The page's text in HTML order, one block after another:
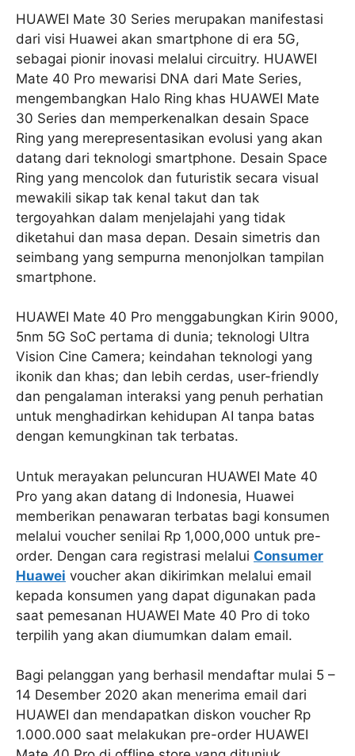
HUAWEI Mate 30 Series merupakan manifestasi
dari visi Huawei akan smartphone di era 5G,
sebagai pionir inovasi melalui circuitry. HUAWEI
Mate 40 Pro mewarisi DNA dari Mate Series,
mengembangkan Halo Ring khas HUAWEI Mate
30 Series dan memperkenalkan desain Space
Ring yang merepresentasikan evolusi yang akan
datang dari teknologi smartphone. Desain Space
Ring yang mencolok dan futuristik secara visual
mewakili sikap tak kenal takut dan tak
tergoyahkan dalam menjelajahi yang tidak
diketahui dan masa depan. Desain simetris dan
seimbang yang sempurna menonjolkan tampilan
smartphone.
HUAWEI Mate 40 Pro menggabungkan Kirin 9000,
5nm 5G SoC pertama di dunia; teknologi Ultra
Vision Cine Camera; keindahan teknologi yang
ikonik dan khas; dan lebih cerdas, user-friendly
dan pengalaman interaksi yang penuh perhatian
untuk menghadirkan kehidupan AI tanpa batas
dengan kemungkinan tak terbatas.
Untuk merayakan peluncuran HUAWEI Mate 40
Pro yang akan datang di Indonesia, Huawei
memberikan penawaran terbatas bagi konsumen
melalui voucher senilai Rp 1,000,000 untuk pre-
order. Dengan cara registrasi melalui Consumer
Huawei voucher akan dikirimkan melalui email
kepada konsumen yang dapat digunakan pada
saat pemesanan HUAWEI Mate 40 Pro di toko
terpilih yang akan diumumkan dalam email.
Bagi pelanggan yang berhasil mendaftar mulai 5 –
14 Desember 2020 akan menerima email dari
HUAWEI dan mendapatkan diskon voucher Rp
1.000.000 saat melakukan pre-order HUAWEI